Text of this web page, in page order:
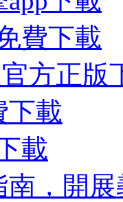
費下載
方正版
下載
載
，開